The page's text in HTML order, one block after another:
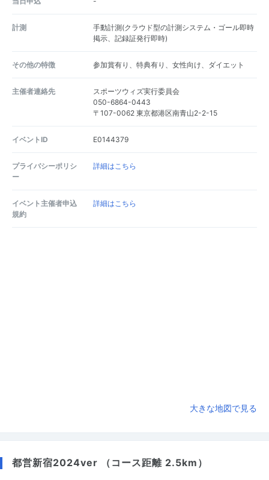
計測
手動計測(クラウド型の計測システム・ゴール即時
掲示、記録証発行即時)
その他の特徴 参加賞有り、特典有り、女性向け、ダイエット
主催者連絡先
スポーツウィズ実行委員会
050-6864-0443
〒107-0062 東京都港区南青山2-2-15
イベントID E0144379
プライバシーポリシ
ー
詳細はこちら
イベント主催者申込
規約
詳細はこちら
大きな地図で見る
都営新宿2024ver （コース距離 2.5km）